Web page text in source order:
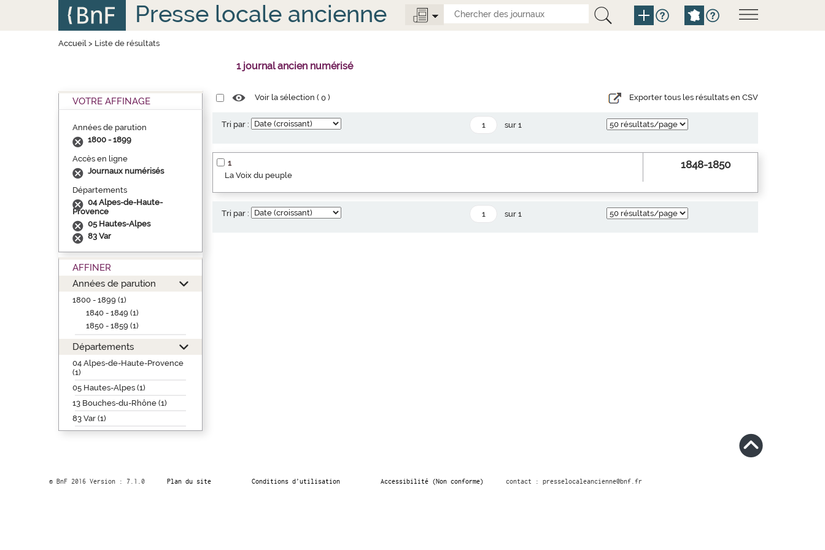
Presse locale ancienne
Accueil> Liste de résultats
1 journal ancien numérisé
VOTRE AFFINAGE
Années de parution
1800 - 1899
Accès en ligne
Journaux numérisés
Départements
04 Alpes-de-Haute-
Provence
05 Hautes-Alpes
83 Var
AFFINER
Années de parution
1800 - 1899 (1)
1840 - 1849 (1)
1850 - 1859 (1)
Départements
04 Alpes-de-Haute-Provence
(1)
05 Hautes-Alpes (1)
13 Bouches-du-Rhône (1)
83 Var (1)
Voir la sélection (0 ) Exporter tous les résultats en CSV
Tri par : sur 1
1
La Voix du peuple
1848-1850
Tri par : sur 1
© BnF 2016 Version : 7.1.0 Plan du site Conditions d’utilisation Accessibilité (Non conforme) contact : presselocaleancienne@bnf.fr
Panneau de gestion des cookies